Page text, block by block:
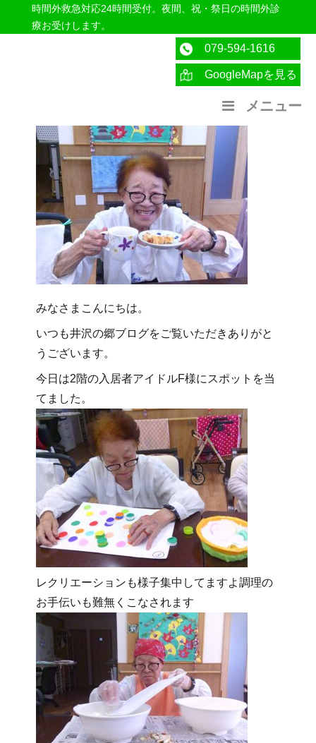
時間外救急対応24時間受付。夜間、祝・祭日の時間外診
療お受けします。
医療法人社団紀洋会 公式サイト
079-594-1616
GoogleMapを見る
メニュー
みなさまこんにちは。
いつも井沢の郷ブログをご覧いただきありがと
うございます。
今日は2階の入居者アイドルF様にスポットを当
てました。
レクリエーションも様子集中してますよ調理の
お手伝いも難無くこなされます